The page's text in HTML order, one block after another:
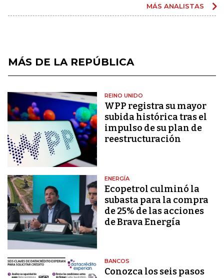
MÁS ANALISTAS
MÁS DE LA REPÚBLICA
REINO UNIDO
WPP registra su mayor
subida histórica tras el
impulso de su plan de
reestructuración
ENERGÍA
Ecopetrol culminó la
subasta para la compra
de 25% de las acciones
de Brava Energía
BANCOS
Conozca los seis pasos